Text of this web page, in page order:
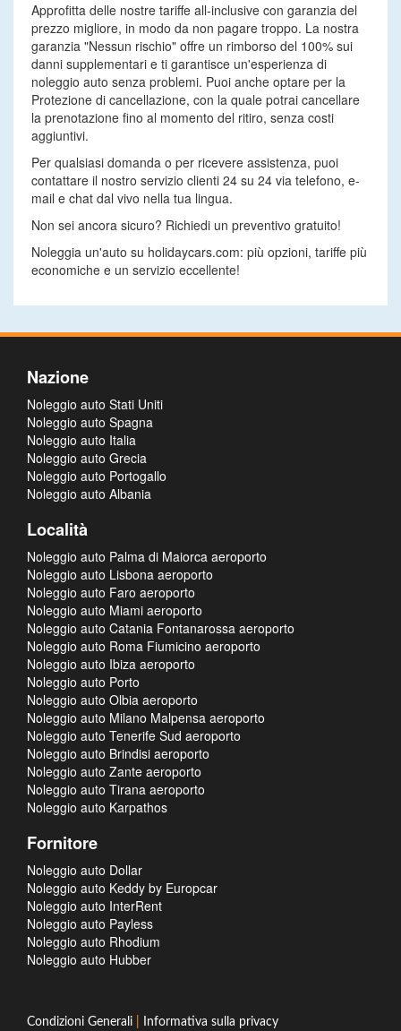
Approfitta delle nostre tariffe all-inclusive con garanzia del
prezzo migliore, in modo da non pagare troppo. La nostra
garanzia "Nessun rischio" offre un rimborso del 100% sui
danni supplementari e ti garantisce un'esperienza di
noleggio auto senza problemi. Puoi anche optare per la
Protezione di cancellazione, con la quale potrai cancellare
la prenotazione fino al momento del ritiro, senza costi
aggiuntivi.
Per qualsiasi domanda o per ricevere assistenza, puoi
contattare il nostro servizio clienti 24 su 24 via telefono, e-
mail e chat dal vivo nella tua lingua.
Non sei ancora sicuro? Richiedi un preventivo gratuito!
Noleggia un'auto su holidaycars.com: più opzioni, tariffe più
economiche e un servizio eccellente!
Nazione
Noleggio auto Stati Uniti
Noleggio auto Spagna
Noleggio auto Italia
Noleggio auto Grecia
Noleggio auto Portogallo
Noleggio auto Albania
Località
Noleggio auto Palma di Maiorca aeroporto
Noleggio auto Lisbona aeroporto
Noleggio auto Faro aeroporto
Noleggio auto Miami aeroporto
Noleggio auto Catania Fontanarossa aeroporto
Noleggio auto Roma Fiumicino aeroporto
Noleggio auto Ibiza aeroporto
Noleggio auto Porto
Noleggio auto Olbia aeroporto
Noleggio auto Milano Malpensa aeroporto
Noleggio auto Tenerife Sud aeroporto
Noleggio auto Brindisi aeroporto
Noleggio auto Zante aeroporto
Noleggio auto Tirana aeroporto
Noleggio auto Karpathos
Fornitore
Noleggio auto Dollar
Noleggio auto Keddy by Europcar
Noleggio auto InterRent
Noleggio auto Payless
Noleggio auto Rhodium
Noleggio auto Hubber
Condizioni Generali Informativa sulla privacy